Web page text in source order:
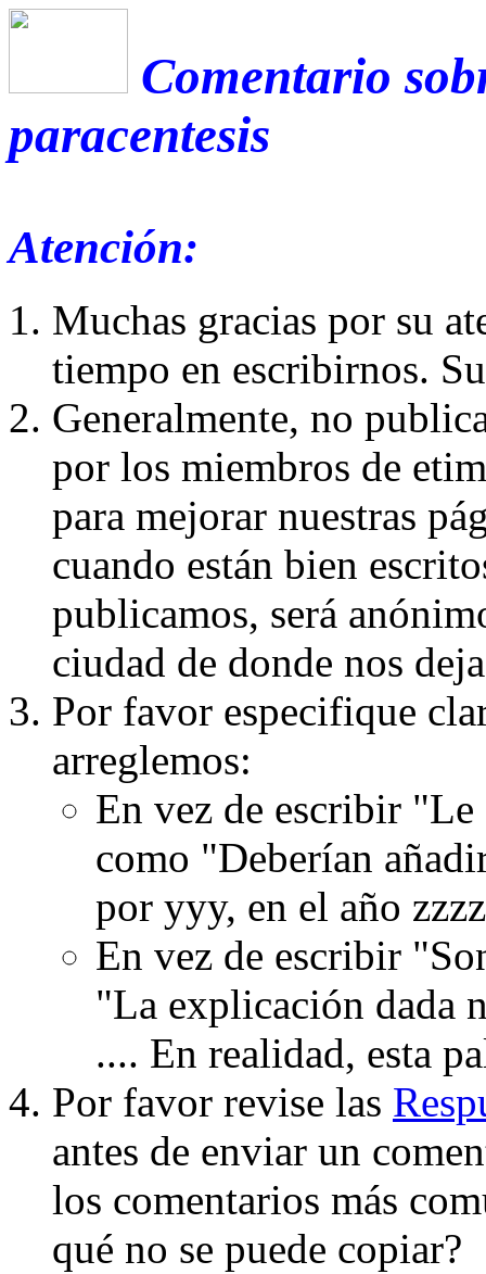
Comentario
paracentesis
Atención:
Muchas gracias por su
tiempo en escribirnos.
Generalmente, no
por los miembros de
para mejorar nuestras
cuando están bien
publicamos, será
ciudad de donde nos
Por favor especifique
arreglemos:
En vez de escribir
como "Deberían
por yyy, en el año
En vez de escribir
"La explicación dada
.... En realidad, esta
Por favor revise las
antes de enviar un
los comentarios más
qué no se puede copiar?